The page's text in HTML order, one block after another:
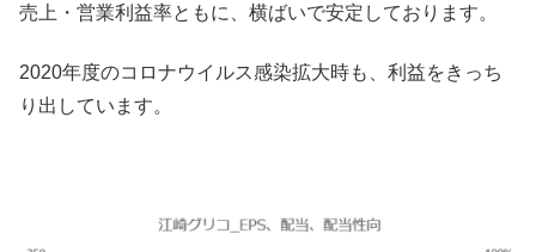
売上・営業利益率ともに、横ばいで安定しております。
2020年度のコロナウイルス感染拡大時も、利益をきっち
り出しています。